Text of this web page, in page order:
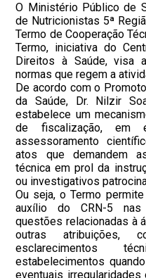
O Ministério Público de
de Nutricionistas 5ª
Termo de Cooperação
Termo, iniciativa do
Direitos à Saúde, visa
normas que regem a
De acordo com o
da Saúde, Dr. Nilzir
estabelece um
de fiscalização, em
assessoramento
atos que demandem
técnica em prol da
ou investigativos
Ou seja, o Termo
auxílio do CRN-5 nas
questões relacionadas à
outras atribuições,
esclarecimentos
estabelecimentos
eventuais